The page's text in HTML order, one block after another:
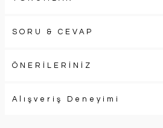
SORU & CEVAP
ÖNERİLERİNİZ
Alışveriş Deneyimi